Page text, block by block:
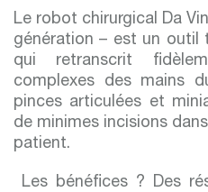
Le robot chirurgical Da
génération – est un outil
qui retranscrit
complexes des mains
pinces articulées et
de minimes incisions
patient.
Les bénéfices ? Des